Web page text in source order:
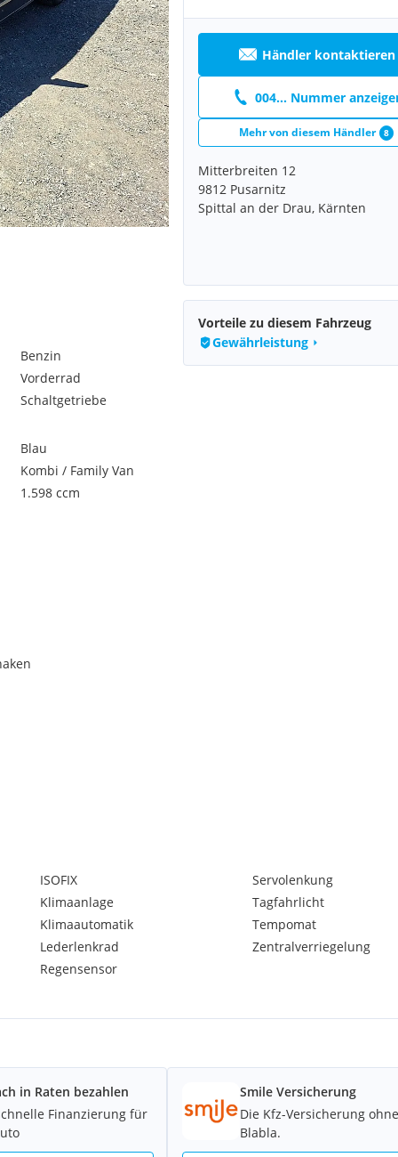
Händler kontaktieren
004... Nummer
Mehr von diesem Händler 8
Mitterbreiten 12
9812 Pusarnitz
Spittal an der Drau, Kärnten
Benzin
Vorderrad
Schaltgetriebe
Blau
Kombi / Family Van
1.598 ccm
und hinten
Parkmünzen
Vorteile zu diesem Fahrzeug
Gewährleistung
ISOFIX
Klimaanlage
Klimaautomatik
Lederlenkrad
Regensensor
Servolenkung
Tagfahrlicht
Tempomat
Zentralverriegelung
in Raten bezahlen
Finanzierung für
Smile Versicherung
Die Kfz-Versicherung ohne
Blabla.